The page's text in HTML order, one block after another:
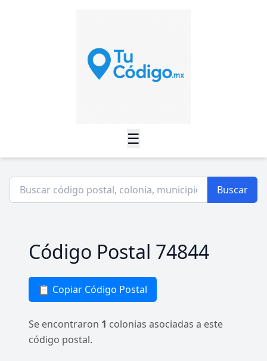
☰
Buscar
Código Postal 74844
📋 Copiar Código Postal
Se encontraron 1 colonias asociadas a este
código postal.